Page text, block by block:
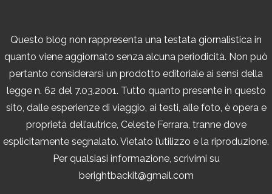
Questo blog non rappresenta una testata giornalistica in
quanto viene aggiornato senza alcuna periodicità. Non può
pertanto considerarsi un prodotto editoriale ai sensi della
legge n. 62 del 7.03.2001. Tutto quanto presente in questo
sito, dalle esperienze di viaggio, ai testi, alle foto, è opera e
proprietà dell’autrice, Celeste Ferrara, tranne dove
esplicitamente segnalato. Vietato l’utilizzo e la riproduzione.
Per qualsiasi informazione, scrivimi su
berightbackit@gmail.com